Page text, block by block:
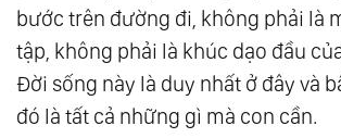
66.Hiểu Và Thương
67.Thế Nào Là Yêu Thương Bản
68.Đạo Là Gì?
69.Xây Dựng Thiên Đường Tại Thế
bước trên đường đi, không phải là
tập, không phải là khúc dạo đầu
Đời sống này là duy nhất ở đây và
đó là tất cả những gì mà con cần.